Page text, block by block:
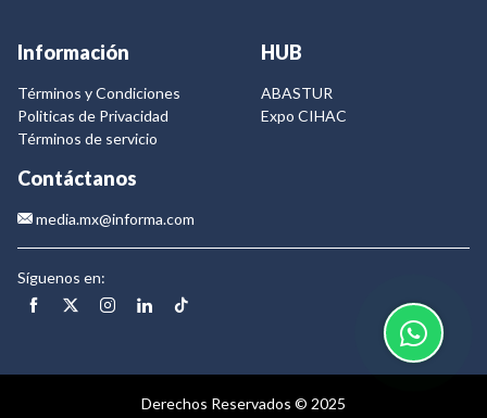
Información
Términos y Condiciones
Politicas de Privacidad
Términos de servicio
HUB
ABASTUR
Expo CIHAC
Contáctanos
media.mx@informa.com
Síguenos en:
Derechos Reservados © 2025